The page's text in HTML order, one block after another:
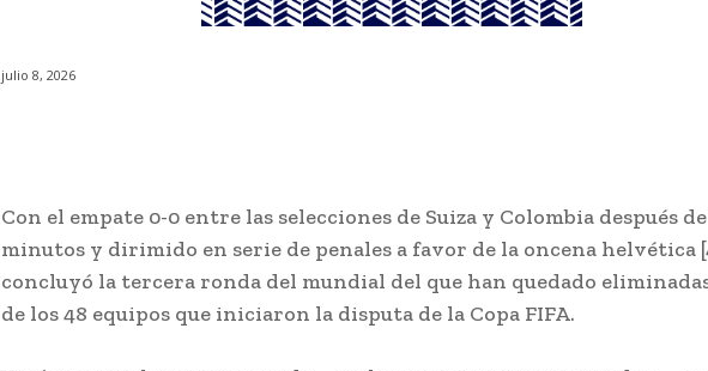
julio 8, 2026
Con el empate 0-0 entre las selecciones de Suiza y Colombia después de
minutos y dirimido en serie de penales a favor de la oncena helvética
concluyó la tercera ronda del mundial del que han quedado
de los 48 equipos que iniciaron la disputa de la Copa FIFA.